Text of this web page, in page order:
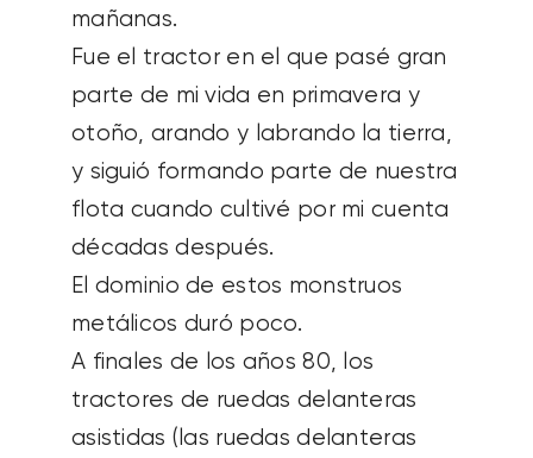
mañanas.
Fue el tractor en el que pasé gran
parte de mi vida en primavera y
otoño, arando y labrando la tierra,
y siguió formando parte de nuestra
flota cuando cultivé por mi cuenta
décadas después.
El dominio de estos monstruos
metálicos duró poco.
A finales de los años 80, los
tractores de ruedas delanteras
asistidas (las ruedas delanteras